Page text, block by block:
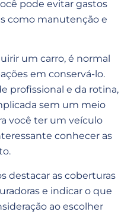
pode evitar gastos
como manutenção e
um carro, é normal
em conservá-lo.
profissional e da rotina,
sem um meio
você ter um veículo
conhecer as
destacar as coberturas
e indicar o que
ao escolher